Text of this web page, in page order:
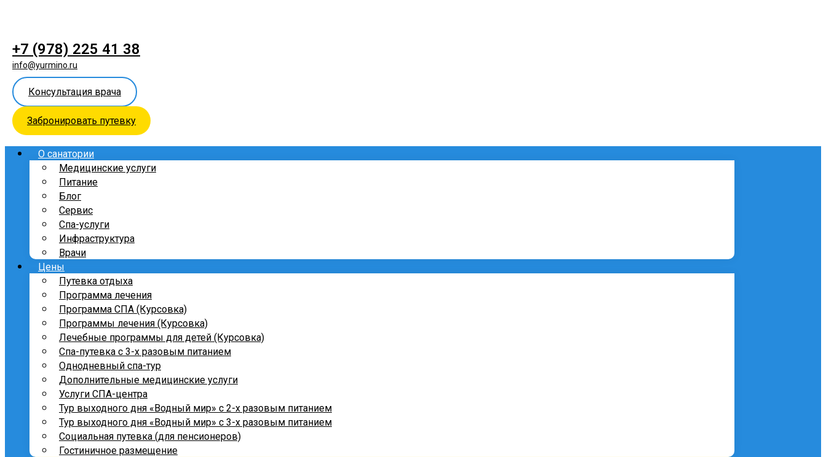
+7 (978) 225 41 38
info@yurmino.ru
Консультация врача
Забронировать путевку
О санатории
Медицинские услуги
Питание
Блог
Сервис
Спа-услуги
Инфраструктура
Врачи
Цены
Путевка отдыха
Программа лечения
Программа СПА (Курсовка)
Программы лечения (Курсовка)
Лечебные программы для детей (Курсовка)
Спа-путевка с 3-х разовым питанием
Однодневный спа-тур
Дополнительные медицинские услуги
Услуги СПА-центра
Тур выходного дня «Водный мир» с 2-х разовым питанием
Тур выходного дня «Водный мир» с 3-х разовым питанием
Социальная путевка (для пенсионеров)
Гостиничное размещение